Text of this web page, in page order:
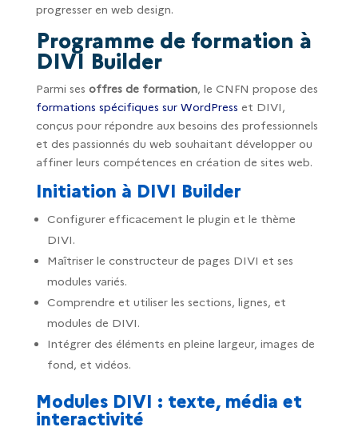
progresser en web design.
Programme de formation à
DIVI Builder
Parmi ses offres de formation, le CNFN propose des
formations spécifiques sur WordPress et DIVI,
conçus pour répondre aux besoins des professionnels
et des passionnés du web souhaitant développer ou
affiner leurs compétences en création de sites web.
Initiation à DIVI Builder
Configurer efficacement le plugin et le thème
DIVI.
Maîtriser le constructeur de pages DIVI et ses
modules variés.
Comprendre et utiliser les sections, lignes, et
modules de DIVI.
Intégrer des éléments en pleine largeur, images de
fond, et vidéos.
Modules DIVI : texte, média et
interactivité